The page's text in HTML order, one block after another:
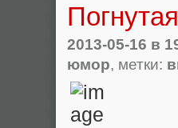
2013-05-16 в
юмор, метки: